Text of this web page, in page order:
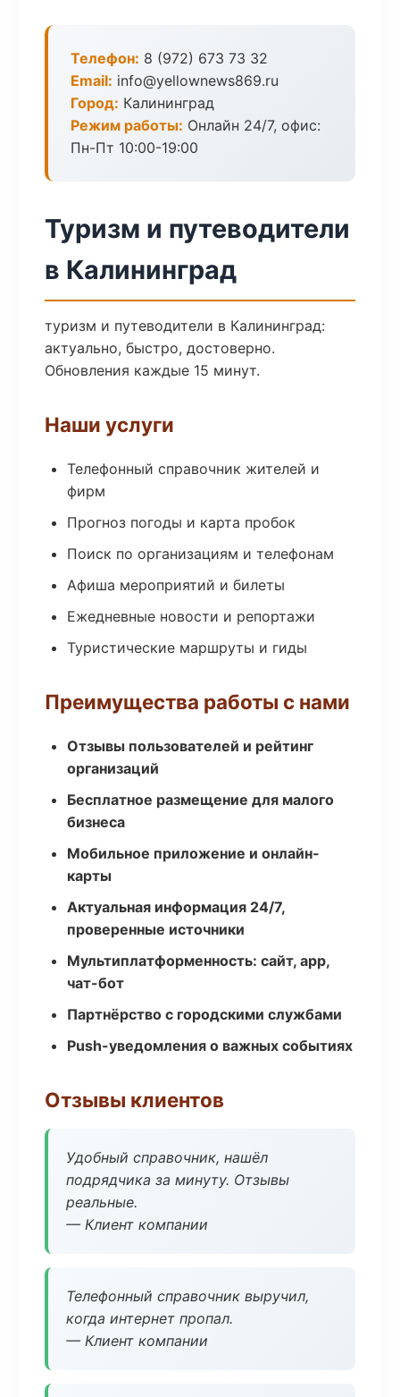
Телефон: 8 (972) 673 73 32
Email: info@yellownews869.ru
Город: Калининград
Режим работы: Онлайн 24/7, офис:
Пн-Пт 10:00-19:00
Туризм и путеводители
в Калининград
туризм и путеводители в Калининград:
актуально, быстро, достоверно.
Обновления каждые 15 минут.
Наши услуги
Телефонный справочник жителей и
фирм
Прогноз погоды и карта пробок
Поиск по организациям и телефонам
Афиша мероприятий и билеты
Ежедневные новости и репортажи
Туристические маршруты и гиды
Преимущества работы с нами
Отзывы пользователей и рейтинг
организаций
Бесплатное размещение для малого
бизнеса
Мобильное приложение и онлайн-
карты
Актуальная информация 24/7,
проверенные источники
Мультиплатформенность: сайт, app,
чат-бот
Партнёрство с городскими службами
Push-уведомления о важных событиях
Отзывы клиентов
Удобный справочник, нашёл
подрядчика за минуту. Отзывы
реальные.
— Клиент компании
Телефонный справочник выручил,
когда интернет пропал.
— Клиент компании